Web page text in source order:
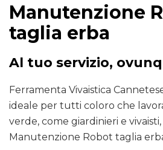
Manutenzione
taglia erba
Al tuo servizio,
Ferramenta Vivaistica
ideale per tutti coloro che
verde, come giardinieri e
Manutenzione Robot taglia